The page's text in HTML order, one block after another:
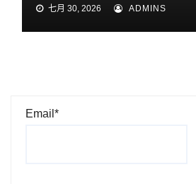
七月 30, 2026 ADMINS
Email*